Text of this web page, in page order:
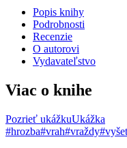
Popis knihy
Podrobnosti
Recenzie
O autorovi
Vydavateľstvo
Viac o knihe
Pozrieť ukážkuUkážka
#hrozba#vrah#vraždy